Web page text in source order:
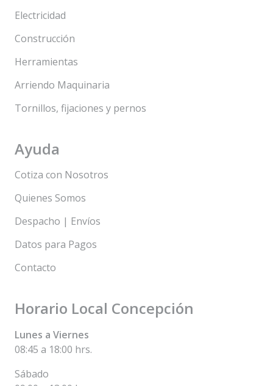
Electricidad
Construcción
Herramientas
Arriendo Maquinaria
Tornillos, fijaciones y pernos
Ayuda
Cotiza con Nosotros
Quienes Somos
Despacho | Envíos
Datos para Pagos
Contacto
Horario Local Concepción
Lunes a Viernes
08:45 a 18:00 hrs.
Sábado